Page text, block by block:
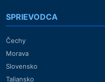
SPRIEVODCA
Čechy
Morava
Slovensko
Taliansko